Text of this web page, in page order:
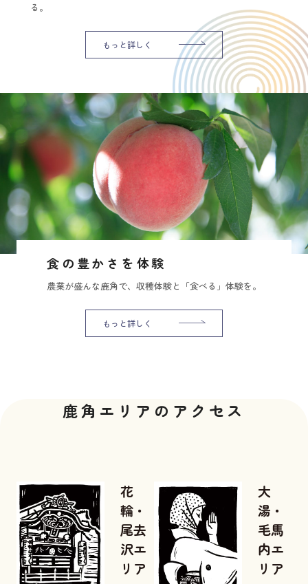
る。
もっと詳しく
食の豊かさを体験
農業が盛んな鹿角で、収穫体験と「食べる」体験を。
もっと詳しく
鹿角エリアのアクセス
花
輪・
尾去
沢エ
リア
大
湯・
毛馬
内エ
リア